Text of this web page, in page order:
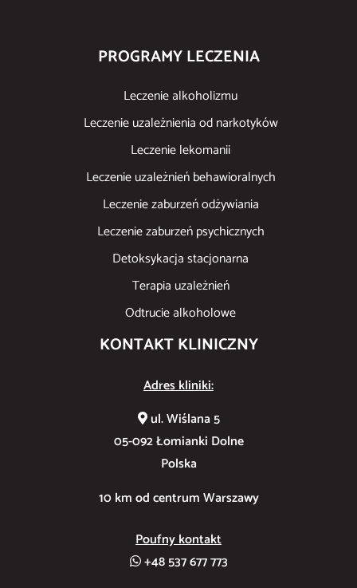
PROGRAMY LECZENIA
Leczenie alkoholizmu
Leczenie uzależnienia od narkotyków
Leczenie lekomanii
Leczenie uzależnień behawioralnych
Leczenie zaburzeń odżywiania
Leczenie zaburzeń psychicznych
Detoksykacja stacjonarna
Terapia uzależnień
Odtrucie alkoholowe
KONTAKT KLINICZNY
Adres kliniki:
ul. Wiślana 5
05-092 Łomianki Dolne
Polska
10 km od centrum Warszawy
Poufny kontakt
+48 537 677 773